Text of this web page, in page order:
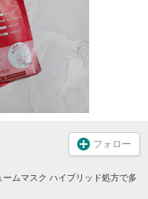
フォロー
ムマスク ハイブリッド処方で多